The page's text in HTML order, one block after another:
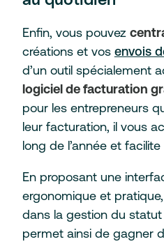
Enfin, vous pouvez
créations et vos envois
d’un outil spécialement
logiciel de facturation
pour les entrepreneurs
leur facturation, il vous
long de l’année et facilite
En proposant une
ergonomique et pratique,
dans la gestion du
permet ainsi de gagner